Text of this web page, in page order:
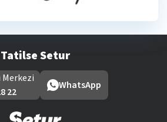
Tatilse Setur
Merkezi
22
WhatsApp